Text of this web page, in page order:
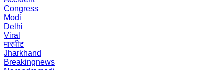
Congress
Modi
Delhi
Viral
मारपीट
Jharkhand
Breakingnews